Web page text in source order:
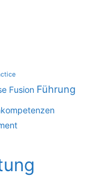
Fusion Führung